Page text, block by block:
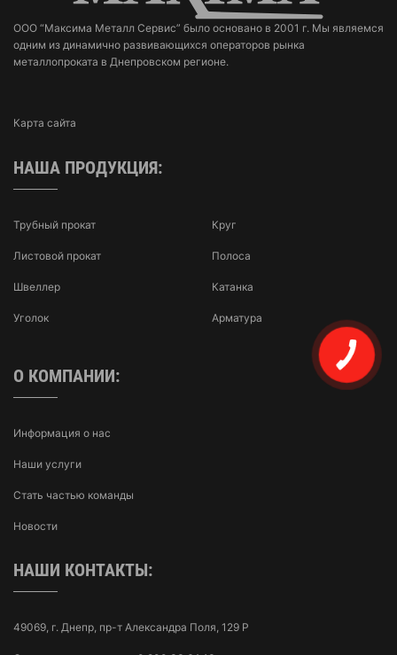
ООО “Максима Металл Сервис” было основано в 2001 г. Мы являемся
одним из динамично развивающихся операторов рынка
металлопроката в Днепровском регионе.
Карта сайта
НАША ПРОДУКЦИЯ:
Трубный прокат
Листовой прокат
Швеллер
Уголок
Круг
Полоса
Катанка
Арматура
О КОМПАНИИ:
Информация о нас
Наши услуги
Стать частью команды
Новости
НАШИ КОНТАКТЫ:
49069, г. Днепр, пр-т Александра Поля, 129 Р